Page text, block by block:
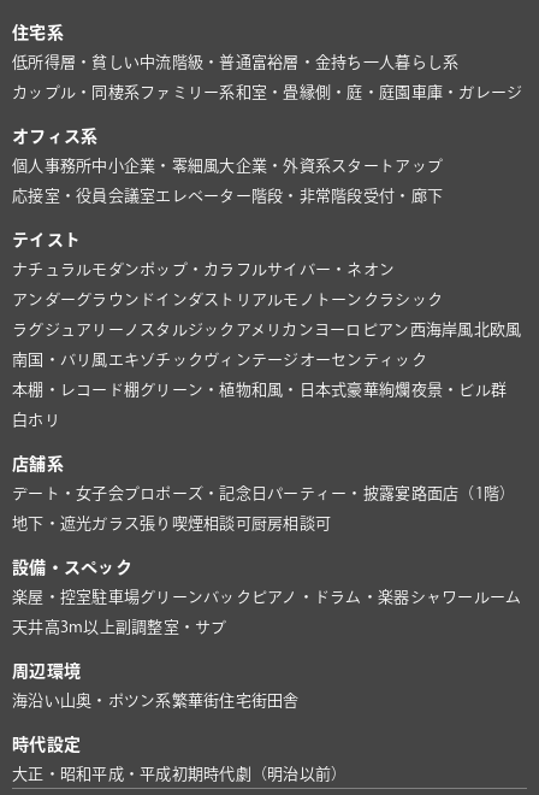
住宅系
低所得層・貧しい中流階級・普通富裕層・金持ち 一人暮らし系
カップル・同棲系ファミリー系和室・畳縁側・庭・庭園 車庫・ガレージ
オフィス系
個人事務所中小企業・零細風大企業・外資系スタートアップ
応接室・役員会議室 エレベーター 階段・非常階段受付・廊下
テイスト
ナチュラルモダンポップ・カラフルサイバー・ネオン
アンダーグラウンド インダストリアルモノトーン クラシック
ラグジュアリー ノスタルジック アメリカン ヨーロピアン 西海岸風北欧風
南国・バリ風 エキゾチック ヴィンテージ オーセンティック
本棚・レコード棚グリーン・植物和風・日本式豪華絢爛夜景・ビル群
白ホリ
店舗系
デート・女子会プロポーズ・記念日 パーティー・披露宴路面店（1階）
地下・遮光ガラス張り 喫煙相談可 厨房相談可
設備・スペック
楽屋・控室駐車場グリーンバック ピアノ・ドラム・楽器シャワールーム
天井高3m以上副調整室・サブ
周辺環境
海沿い山奥・ポツン系繁華街住宅街田舎
時代設定
大正・昭和平成・平成初期時代劇（明治以前）